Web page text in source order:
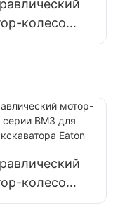
колесо
BMPW для
колесо
BM3 для